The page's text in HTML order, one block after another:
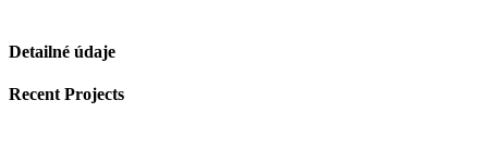
Detailné údaje
Recent Projects